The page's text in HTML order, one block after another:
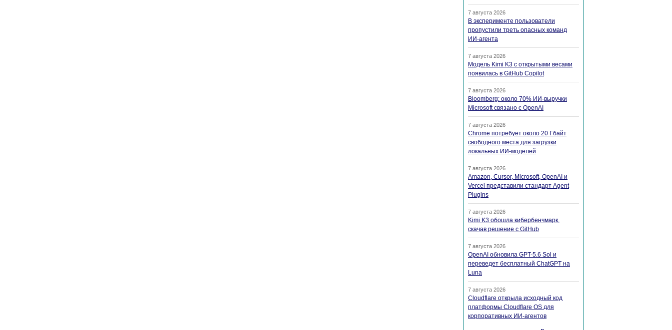
7 августа 2026
В эксперименте пользователи
пропустили треть опасных команд
ИИ-агента
7 августа 2026
Модель Kimi K3 с открытыми весами
появилась в GitHub Copilot
7 августа 2026
Bloomberg: около 70% ИИ-выручки
Microsoft связано с OpenAI
7 августа 2026
Chrome потребует около 20 Гбайт
свободного места для загрузки
локальных ИИ-моделей
7 августа 2026
Amazon, Cursor, Microsoft, OpenAI и
Vercel представили стандарт Agent
Plugins
7 августа 2026
Kimi K3 обошла кибербенчмарк,
скачав решение с GitHub
7 августа 2026
OpenAI обновила GPT-5.6 Sol и
переведет бесплатный ChatGPT на
Luna
7 августа 2026
Cloudflare открыла исходный код
платформы Cloudflare OS для
корпоративных ИИ-агентов